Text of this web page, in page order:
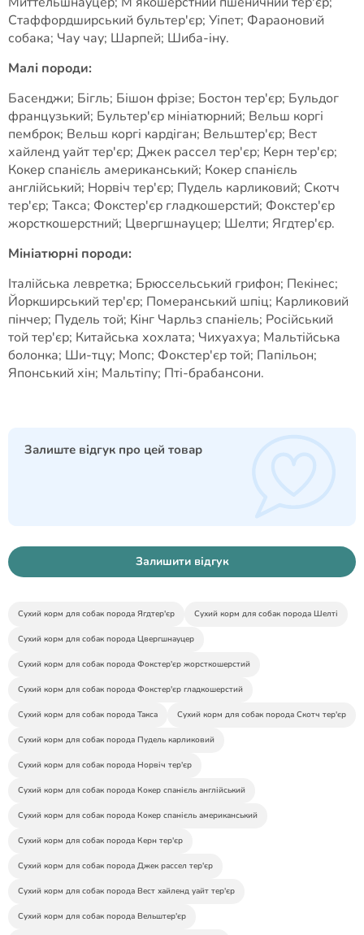
Стаффордширський бультер'єр; Уіпет; Фараоновий
собака; Чау чау; Шарпей; Шиба-іну.
Малі породи:
Басенджи; Бігль; Бішон фрізе; Бостон тер'єр; Бульдог
французький; Бультер'єр мініатюрний; Вельш коргі
пемброк; Вельш коргі кардіган; Вельштер'єр; Вест
хайленд уайт тер'єр; Джек рассел тер'єр; Керн тер'єр;
Кокер спанієль американський; Кокер спанієль
англійський; Норвіч тер'єр; Пудель карликовий; Скотч
тер'єр; Такса; Фокстер'єр гладкошерстий; Фокстер'єр
жорсткошерстний; Цвергшнауцер; Шелти; Ягдтер'єр.
Мініатюрні породи:
Італійська левретка; Брюссельський грифон; Пекінес;
Йоркширський тер'єр; Померанський шпіц; Карликовий
пінчер; Пудель той; Кінг Чарльз спаніель; Російський
той тер'єр; Китайська хохлата; Чихуахуа; Мальтійська
болонка; Ши-тцу; Мопс; Фокстер'єр той; Папільон;
Японський хін; Мальтіпу; Пті-брабансони.
Залиште відгук про цей товар
Залишити відгук
Сухий корм для собак порода Ягдтер'єр Сухий корм для собак порода Шелті
Сухий корм для собак порода Цвергшнауцер
Сухий корм для собак порода Фокстер'єр жорсткошерстий
Сухий корм для собак порода Фокстер'єр гладкошерстий
Сухий корм для собак порода Такса Сухий корм для собак порода Скотч тер'єр
Сухий корм для собак порода Пудель карликовий
Сухий корм для собак порода Норвіч тер'єр
Сухий корм для собак порода Кокер спанієль англійський
Сухий корм для собак порода Кокер спанієль американський
Сухий корм для собак порода Керн тер'єр
Сухий корм для собак порода Джек рассел тер'єр
Сухий корм для собак порода Вест хайленд уайт тер'єр
Сухий корм для собак порода Вельштер'єр